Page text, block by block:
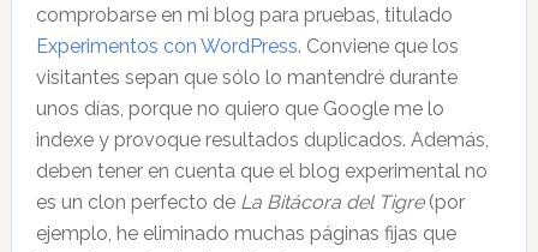
comprobarse en mi blog para pruebas, titulado
Experimentos con WordPress. Conviene que los
visitantes sepan que sólo lo mantendré durante
unos días, porque no quiero que Google me lo
indexe y provoque resultados duplicados. Además,
deben tener en cuenta que el blog experimental no
es un clon perfecto de La Bitácora del Tigre(por
ejemplo, he eliminado muchas páginas fijas que